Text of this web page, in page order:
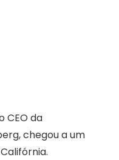
CEO da
chegou a um